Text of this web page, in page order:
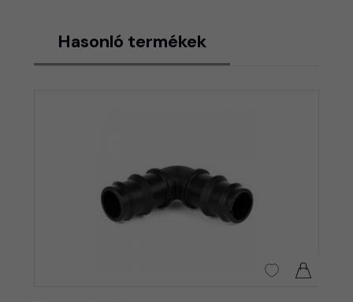
Hasonló termékek